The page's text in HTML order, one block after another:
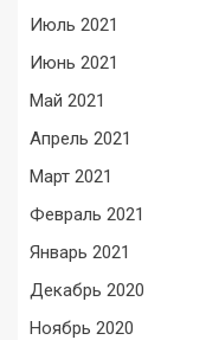
Июль 2021
Июнь 2021
Май 2021
Апрель 2021
Март 2021
Февраль 2021
Январь 2021
Декабрь 2020
Ноябрь 2020